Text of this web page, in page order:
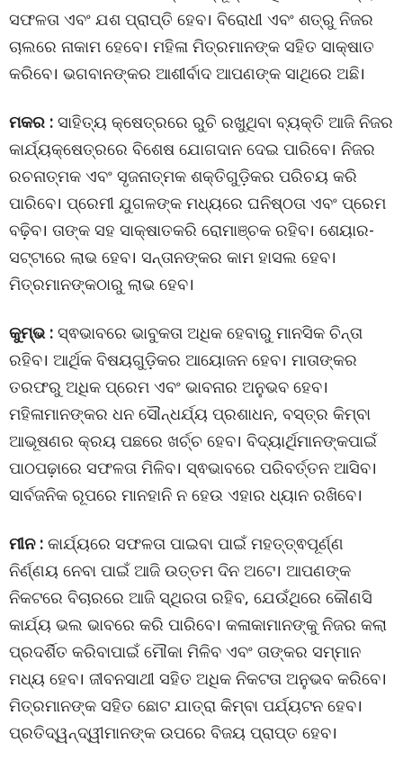
ସଫଳତା ଏବଂ ଯଶ ପ୍ରାପ୍ତି ହେବ। ବିରୋଧୀ ଏବଂ ଶତ୍ରୁ ନିଜର
ଚାଲରେ ନାକାମ ହେବେ। ମହିଳା ମିତ୍ରମାନଙ୍କ ସହିତ ସାକ୍ଷାତ
କରିବେ। ଭଗବାନଙ୍କର ଆଶୀର୍ବାଦ ଆପଣଙ୍କ ସାଥିରେ ଅଛି।
ମକର : ସାହିତ୍ୟ କ୍ଷେତ୍ରରେ ରୁଚି ରଖୁଥିବା ବ୍ୟକ୍ତି ଆଜି ନିଜର
କାର୍ଯ୍ୟକ୍ଷେତ୍ରରେ ବିଶେଷ ଯୋଗଦାନ ଦେଇ ପାରିବେ। ନିଜର
ରଚନାତ୍ମକ ଏବଂ ସୃଜନାତ୍ମକ ଶକ୍ତିଗୁଡ଼ିକର ପରିଚୟ କରି
ପାରିବେ। ପ୍ରେମୀ ଯୁଗଳଙ୍କ ମଧ୍ୟରେ ଘନିଷ୍ଠତା ଏବଂ ପ୍ରେମ
ବଢ଼ିବ। ତାଙ୍କ ସହ ସାକ୍ଷାତକରି ରୋମାଞ୍ଚକ ରହିବ। ଶେୟାର-
ସଟ୍ଟାରେ ଲାଭ ହେବ। ସନ୍ତାନଙ୍କର କାମ ହାସଲ ହେବ।
ମିତ୍ରମାନଙ୍କଠାରୁ ଲାଭ ହେବ।
କୁମ୍ଭ : ସ୍ଵଭାବରେ ଭାବୁକତା ଅଧିକ ହେବାରୁ ମାନସିକ ଚିନ୍ତା
ରହିବ। ଆର୍ଥିକ ବିଷୟଗୁଡ଼ିକର ଆୟୋଜନ ହେବ। ମାତାଙ୍କର
ତରଫରୁ ଅଧିକ ପ୍ରେମ ଏବଂ ଭାବନାର ଅନୁଭବ ହେବ।
ମହିଳାମାନଙ୍କର ଧନ ସୌନ୍ଧର୍ଯ୍ୟ ପ୍ରଶାଧନ, ବସ୍ତ୍ର କିମ୍ବା
ଆଭୂଷଣର କ୍ରୟ ପଛରେ ଖର୍ଚ୍ଚ ହେବ। ବିଦ୍ୟାର୍ଥିମାନଙ୍କପାଇଁ
ପାଠପଢ଼ାରେ ସଫଳତା ମିଳିବ। ସ୍ଵଭାବରେ ପରିବର୍ତ୍ତନ ଆସିବ।
ସାର୍ବଜନିକ ରୂପରେ ମାନହାନି ନ ହେଉ ଏହାର ଧ୍ୟାନ ରଖିବେ।
ମୀନ : କାର୍ଯ୍ୟରେ ସଫଳତା ପାଇବା ପାଇଁ ମହତ୍ତ୍ଵପୂର୍ଣ୍ଣ
ନିର୍ଣ୍ଣୟ ନେବା ପାଇଁ ଆଜି ଉତ୍ତମ ଦିନ ଅଟେ। ଆପଣଙ୍କ
ନିକଟରେ ବିଚାରରେ ଆଜି ସ୍ଥିରତା ରହିବ, ଯେଉଁଥିରେ କୌଣସି
କାର୍ଯ୍ୟ ଭଲ ଭାବରେ କରି ପାରିବେ। କଳାକାମାନଙ୍କୁ ନିଜର କଲା
ପ୍ରଦର୍ଶିତ କରିବାପାଇଁ ମୌକା ମିଳିବ ଏବଂ ତାଙ୍କର ସମ୍ମାନ
ମଧ୍ୟ ହେବ। ଜୀବନସାଥୀ ସହିତ ଅଧିକ ନିକଟତା ଅନୁଭବ କରିବେ।
ମିତ୍ରମାନଙ୍କ ସହିତ ଛୋଟ ଯାତ୍ରା କିମ୍ବା ପର୍ଯ୍ୟଟନ ହେବ।
ପ୍ରତିଦ୍ୱନ୍ଦ୍ୱୀମାନଙ୍କ ଉପରେ ବିଜୟ ପ୍ରାପ୍ତ ହେବ।